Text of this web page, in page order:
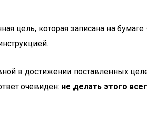
цель, которая записана на
в достижении поставленных
очевиден: не делать этого